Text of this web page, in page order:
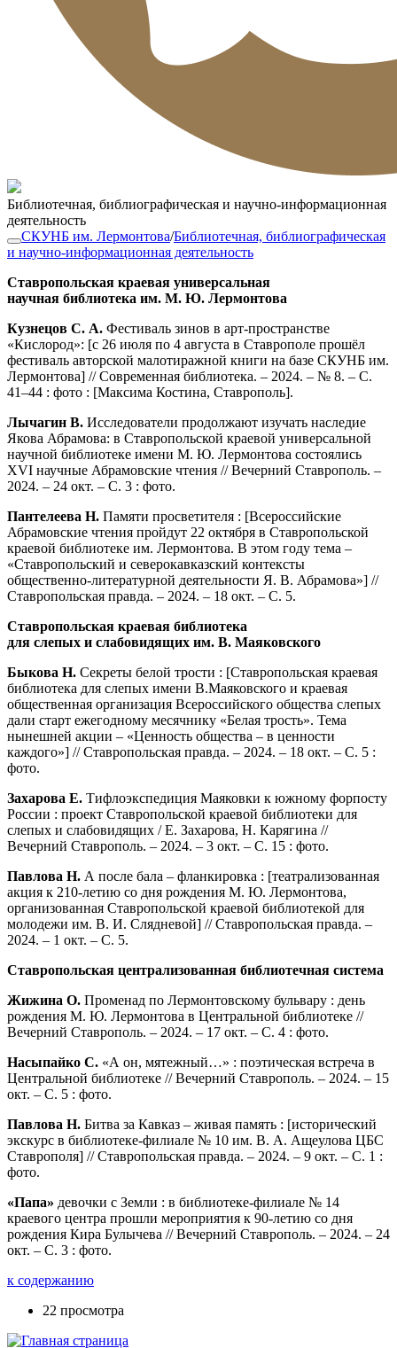
Библиотечная, библиографическая и научно-информационная
деятельность
СКУНБ им. Лермонтова/Библиотечная, библиографическая
и научно-информационная деятельность
Ставропольская краевая универсальная
научная библиотека им. М. Ю. Лермонтова
Кузнецов С. А. Фестиваль зинов в арт-пространстве
«Кислород»: [с 26 июля по 4 августа в Ставрополе прошёл
фестиваль авторской малотиражной книги на базе СКУНБ им.
Лермонтова] // Современная библиотека. – 2024. – № 8. – С.
41–44 : фото : [Максима Костина, Ставрополь].
Лычагин В. Исследователи продолжают изучать наследие
Якова Абрамова: в Ставропольской краевой универсальной
научной библиотеке имени М. Ю. Лермонтова состоялись
XVI научные Абрамовские чтения // Вечерний Ставрополь. –
2024. – 24 окт. – С. 3 : фото.
Пантелеева Н. Памяти просветителя : [Всероссийские
Абрамовские чтения пройдут 22 октября в Ставропольской
краевой библиотеке им. Лермонтова. В этом году тема –
«Ставропольский и северокавказский контексты
общественно-литературной деятельности Я. В. Абрамова»] //
Ставропольская правда. – 2024. – 18 окт. – С. 5.
Ставропольская краевая библиотека
для слепых и слабовидящих им. В. Маяковского
Быкова Н. Секреты белой трости : [Ставропольская краевая
библиотека для слепых имени В.Маяковского и краевая
общественная организация Всероссийского общества слепых
дали старт ежегодному месячнику «Белая трость». Тема
нынешней акции – «Ценность общества – в ценности
каждого»] // Ставропольская правда. – 2024. – 18 окт. – С. 5 :
фото.
Захарова Е. Тифлоэкспедиция Маяковки к южному форпосту
России : проект Ставропольской краевой библиотеки для
слепых и слабовидящих / Е. Захарова, Н. Карягина //
Вечерний Ставрополь. – 2024. – 3 окт. – С. 15 : фото.
Павлова Н. А после бала – фланкировка : [театрализованная
акция к 210-летию со дня рождения М. Ю. Лермонтова,
организованная Ставропольской краевой библиотекой для
молодежи им. В. И. Слядневой] // Ставропольская правда. –
2024. – 1 окт. – С. 5.
Ставропольская централизованная библиотечная система
Жижина О. Променад по Лермонтовскому бульвару : день
рождения М. Ю. Лермонтова в Центральной библиотеке //
Вечерний Ставрополь. – 2024. – 17 окт. – С. 4 : фото.
Насыпайко С. «А он, мятежный…» : поэтическая встреча в
Центральной библиотеке // Вечерний Ставрополь. – 2024. – 15
окт. – С. 5 : фото.
Павлова Н. Битва за Кавказ – живая память : [исторический
экскурс в библиотеке-филиале № 10 им. В. А. Ащеулова ЦБС
Ставрополя] // Ставропольская правда. – 2024. – 9 окт. – С. 1 :
фото.
«Папа» девочки с Земли : в библиотеке-филиале № 14
краевого центра прошли мероприятия к 90-летию со дня
рождения Кира Булычева // Вечерний Ставрополь. – 2024. – 24
окт. – С. 3 : фото.
к содержанию
22 просмотра